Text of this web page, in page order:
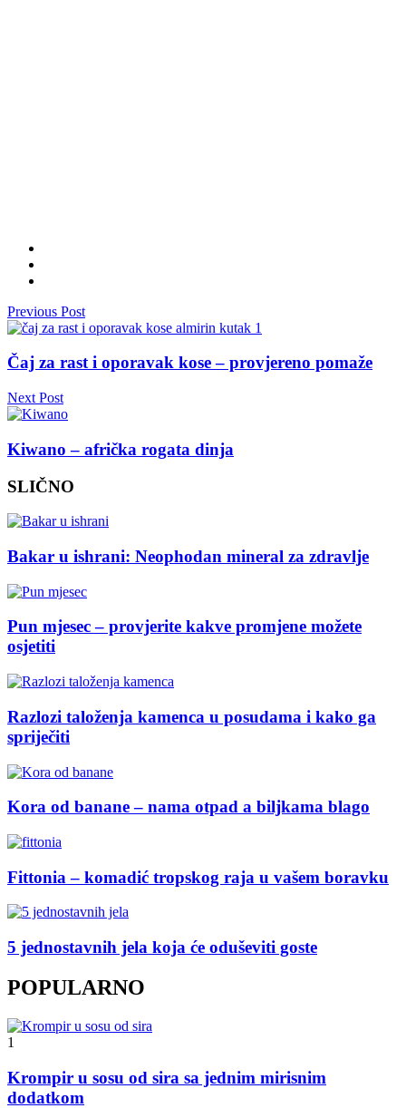
Previous Post
Čaj za rast i oporavak kose – provjereno pomaže
Next Post
Kiwano – afrička rogata dinja
SLIČNO
Bakar u ishrani: Neophodan mineral za zdravlje
Pun mjesec – provjerite kakve promjene možete
osjetiti
Razlozi taloženja kamenca u posudama i kako ga
spriječiti
Kora od banane – nama otpad a biljkama blago
Fittonia – komadić tropskog raja u vašem boravku
5 jednostavnih jela koja će oduševiti goste
POPULARNO
1
Krompir u sosu od sira sa jednim mirisnim
dodatkom